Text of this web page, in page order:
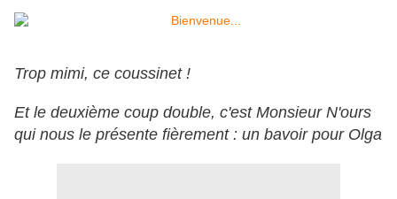
Trop mimi, ce coussinet !
Et le deuxième coup double, c'est Monsieur N'ours
qui nous le présente fièrement : un bavoir pour Olga